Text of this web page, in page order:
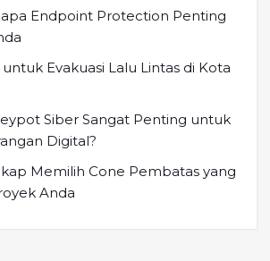
Endpoint Protection Penting
Evakuasi Lalu Lintas di Kota
Siber Sangat Penting untuk
Digital?
Memilih Cone Pembatas yang
Anda